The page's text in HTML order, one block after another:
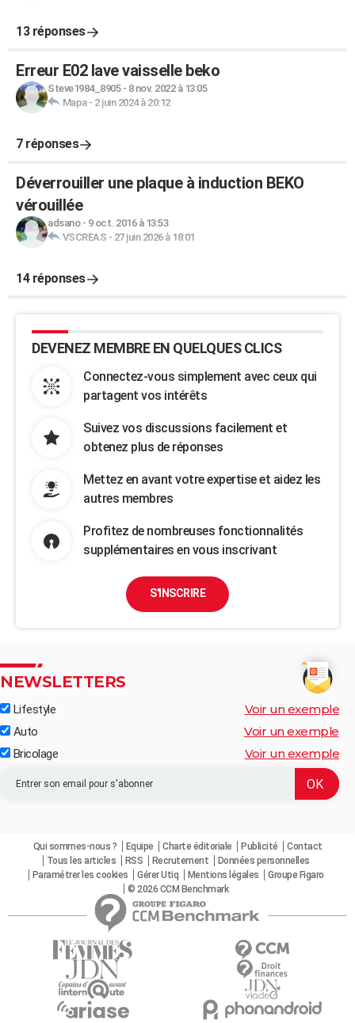
13 réponses
Erreur E02 lave vaisselle beko
Steve1984_8905- 8 nov. 2022 à 13:05
Mapa- 2 juin 2024 à 20:12
7 réponses
Déverrouiller une plaque à induction BEKO
vérouillée
adsano- 9 oct. 2016 à 13:53
VSCREAS - 27 juin 2026 à 18:01
14 réponses
DEVENEZ MEMBRE EN QUELQUES CLICS
Connectez-vous simplement avec ceux qui
partagent vos intérêts
Suivez vos discussions facilement et
obtenez plus de réponses
Mettez en avant votre expertise et aidez les
autres membres
Profitez de nombreuses fonctionnalités
supplémentaires en vous inscrivant
S'INSCRIRE
NEWSLETTERS
Lifestyle Voir un exemple
Auto Voir un exemple
Bricolage Voir un exemple
Qui sommes-nous ? Equipe Charte éditoriale Publicité
Contact
Tous les articles
RSS Recrutement
Données personnelles
Paramétrer les cookies
Gérer Utiq Mentions légales
Groupe Figaro
© 2026 CCM Benchmark